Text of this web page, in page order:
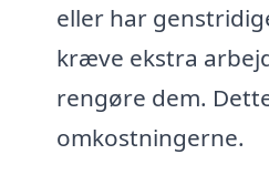
eller har
kræve ekstra
rengøre dem.
omkostningerne.